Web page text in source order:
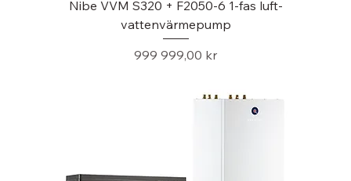
Nibe VVM S320 + F2050-6 1-fas luft-
vattenvärmepump
Pris
999 999,00 kr